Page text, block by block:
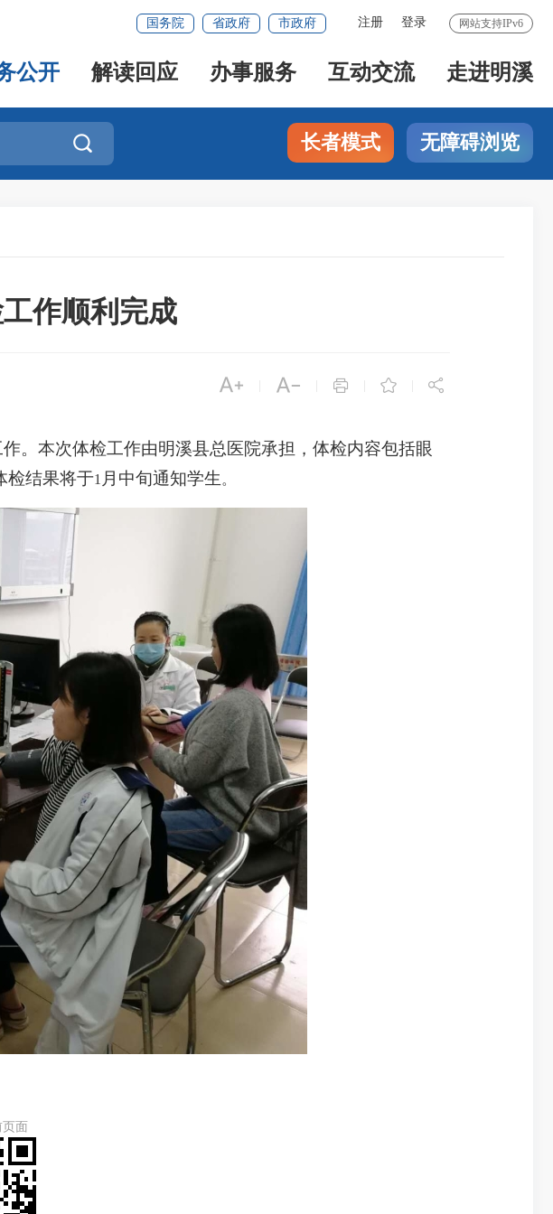
网站支持IPv6
注册 登录
国务院 省政府 市政府
公开 解读回应 办事服务 互动交流 走进明溪
 长者模式 无障碍浏览
作顺利完成
    
。本次体检工作由明溪县总医院承担，体检内容包括眼
检结果将于1 月中旬通知学生 。
面